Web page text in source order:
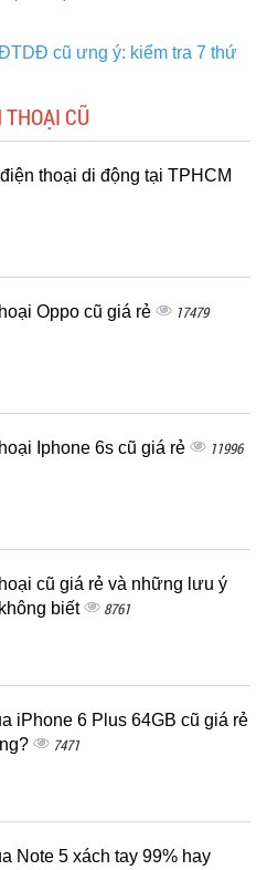
cũ ưng ý: kiểm tra 7 thứ
CŨ
thoại di động tại TPHCM
Oppo cũ giá rẻ 17479
Iphone 6s cũ giá rẻ 11996
cũ giá rẻ và những lưu ý
biết
8761
iPhone 6 Plus 64GB cũ giá rẻ
7471
Note 5 xách tay 99% hay